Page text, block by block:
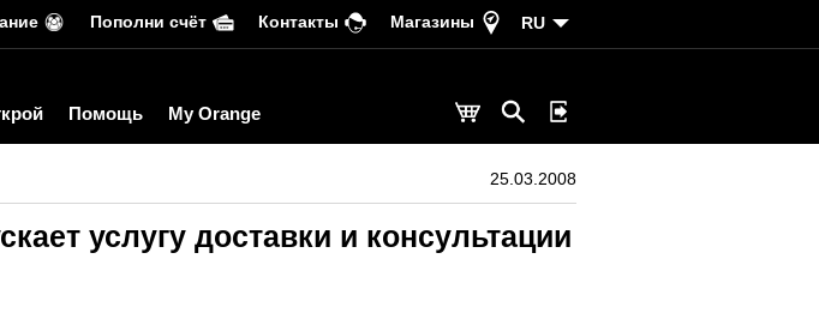
Пополни счёт Контакты Магазины RU
Помощь My Orange
25.03.2008
услугу доставки и консультации